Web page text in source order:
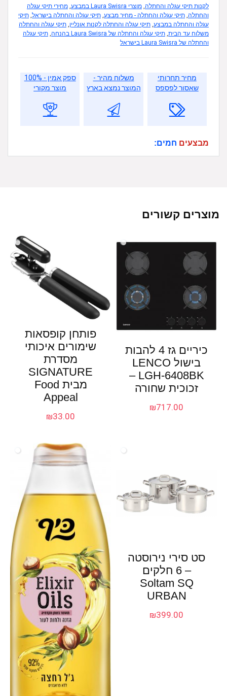
לקנות תיקי עגלה והחתלה, מוצרי Laura Swisra במבצע , מחירי תיקי עגלה
והחתלה, תיקי עגלה והחתלה - מחיר מבצע, תיקי עגלה והחתלה בישראל, תיקי
עגלה והחתלה במבצע, תיקי עגלה והחתלה לקנות אונליין, תיקי עגלה והחתלה
משלוח עד הבית, תיקי עגלה והחתלה של Laura Swisra בהנחה , תיקי עגלה
והחתלה של Laura Swisra בישראל
מחיר תחרותי
שאסור לפספס
משלוח מהיר -
המוצר נמצא בארץ
ספק אמין - 100%
מוצר מקורי
מבצעים חמים:
מוצרים קשורים
כיריים גז 4 להבות
בישול LENCO
LGH-6408BK –
זכוכית שחורה
₪717.00
פותחן קופסאות
שימורים איכותי
מסדרת
SIGNATURE
מבית Food
Appeal
₪33.00
סט סירי נירוסטה
– 6 חלקים
Soltam SQ
URBAN
₪399.00